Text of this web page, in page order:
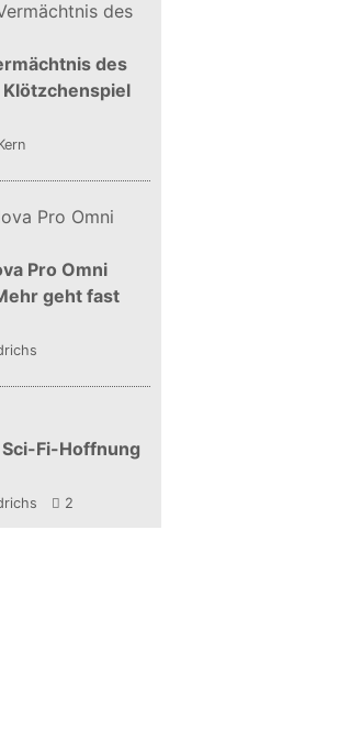
des
Pro Omni
geht fast
Fi-Hoffnung
2